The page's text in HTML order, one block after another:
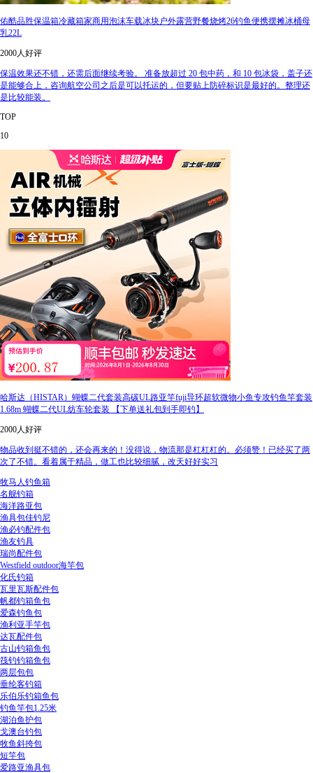
佑酷品胜保温箱冷藏箱家商用泡沫车载冰块户外露营野餐烧烤26钓鱼便携摆摊冰桶母
乳22L
2000人好评
保温效果还不错，还需后面继续考验。 准备放超过 20 包中药，和 10 包冰袋，盖子还
是能够合上，咨询航空公司之后是可以托运的，但要贴上防碎标识是最好的。整理还
是比较能装。
TOP
10
哈斯达（HISTAR）蝴蝶二代套装高碳UL路亚竿fuji导环超软微物小鱼专攻钓鱼竿套装
1.68m 蝴蝶二代UL纺车轮套装 【下单送礼包到手即钓】
2000人好评
物品收到挺不错的，还会再来的！没得说，物流那是杠杠杠的。必须赞！已经买了两
次了不错。看着属于精品，做工也比较细腻，改天好好实习
牧马人钓鱼箱
名舰钓箱
海洋路亚包
渔具包佳钓尼
渔必钓配件包
渔友钓具
瑞尚配件包
Westfield outdoor海竿包
化氏钓箱
瓦里瓦斯配件包
帆都钓箱鱼包
爱森钓鱼包
渔利亚手竿包
达瓦配件包
古山钓箱鱼包
筏钓钓箱鱼包
两层包包
垂纶客钓箱
乐伯乐钓箱鱼包
钓鱼竿包1.25米
湖泊鱼护包
戈澳台钓包
牧鱼斜挎包
短竿包
爱路亚渔具包